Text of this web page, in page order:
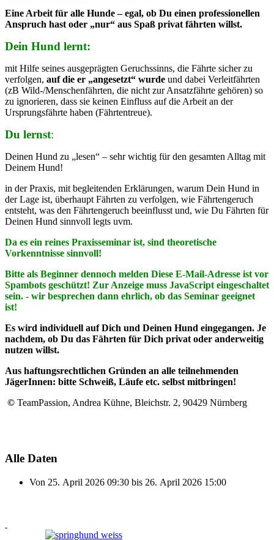
Eine Arbeit für alle Hunde – egal, ob Du einen professionellen
Anspruch hast oder „nur“ aus Spaß privat fährten willst.
Dein Hund lernt:
mit Hilfe seines ausgeprägten Geruchssinns, die Fährte sicher zu
verfolgen, auf die er „angesetzt“ wurde und dabei Verleitfährten
(zB Wild-/Menschenfährten, die nicht zur Ansatzfährte gehören) so
zu ignorieren, dass sie keinen Einfluss auf die Arbeit an der
Ursprungsfährte haben (Fährtentreue).
Du lernst:
Deinen Hund zu „lesen“ – sehr wichtig für den gesamten Alltag mit
Deinem Hund!
in der Praxis, mit begleitenden Erklärungen, warum Dein Hund in
der Lage ist, überhaupt Fährten zu verfolgen, wie Fährtengeruch
entsteht, was den Fährtengeruch beeinflusst und, wie Du Fährten für
Deinen Hund sinnvoll legts uvm.
Da es ein reines Praxisseminar ist, sind theoretische
Vorkenntnisse sinnvoll!
Bitte als Beginner dennoch melden Diese E-Mail-Adresse ist vor
Spambots geschützt! Zur Anzeige muss JavaScript eingeschaltet
sein. - wir besprechen dann ehrlich, ob das Seminar geeignet
ist!
Es wird individuell auf Dich und Deinen Hund eingegangen. Je
nachdem, ob Du das Fährten für Dich privat oder anderweitig
nutzen willst.
Aus haftungsrechtlichen Gründen an alle teilnehmenden
JägerInnen: bitte Schweiß, Läufe etc. selbst mitbringen!
© TeamPassion, Andrea Kühne, Bleichstr. 2, 90429 Nürnberg
Alle Daten
Von 25. April 2026 09:30 bis 26. April 2026 15:00